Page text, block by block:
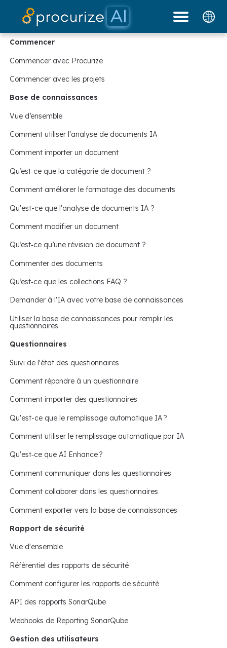
Commencer
Commencer avec Procurize
Commencer avec les projets
Base de connaissances
Vue d’ensemble
Comment utiliser l'analyse de documents IA
Comment importer un document
Qu’est‑ce que la catégorie de document ?
Comment améliorer le formatage des documents
Qu'est-ce que l'analyse de documents IA ?
Comment modifier un document
Qu’est‑ce qu’une révision de document ?
Commenter des documents
Qu’est‑ce que les collections FAQ ?
Demander à l'IA avec votre base de connaissances
Utiliser la base de connaissances pour remplir les
questionnaires
Questionnaires
Suivi de l'état des questionnaires
Comment répondre à un questionnaire
Comment importer des questionnaires
Qu'est-ce que le remplissage automatique IA ?
Comment utiliser le remplissage automatique par IA
Qu'est‑ce que AI Enhance ?
Comment communiquer dans les questionnaires
Comment collaborer dans les questionnaires
Comment exporter vers la base de connaissances
Rapport de sécurité
Vue d'ensemble
Référentiel des rapports de sécurité
Comment configurer les rapports de sécurité
API des rapports SonarQube
Webhooks de Reporting SonarQube
Gestion des utilisateurs